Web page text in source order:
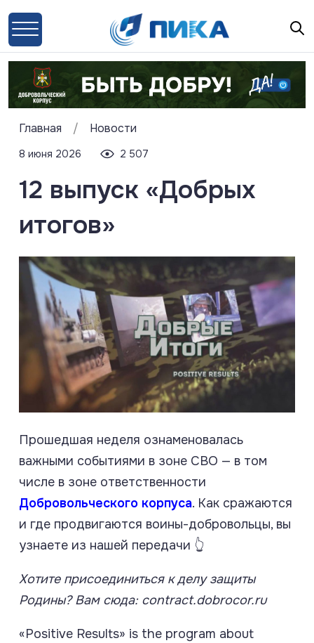
Главная / Новости
8 июня 2026 2 507
12 выпуск «Добрых
итогов»
Прошедшая неделя ознаменовалась
важными событиями в зоне СВО — в том
числе в зоне ответственности
Добровольческого корпуса. Как сражаются
и где продвигаются воины-добровольцы, вы
узнаете из нашей передачи 👆
Хотите присоединиться к делу защиты
Родины? Вам сюда: contract.dobrocor.ru
«Positive Results» is the program about